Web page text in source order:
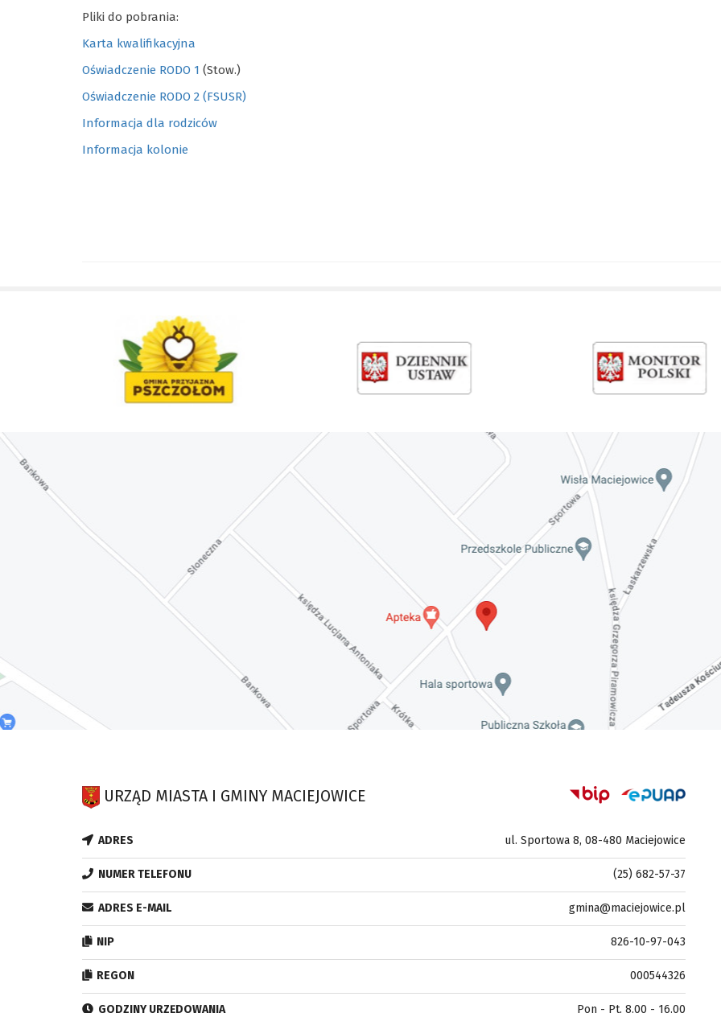
Pliki do pobrania:
Karta kwalifikacyjna
Oświadczenie RODO 1 (Stow.)
Oświadczenie RODO 2 (FSUSR)
Informacja dla rodziców
Informacja kolonie
URZĄD MIASTA I GMINY MACIEJOWICE
ADRES ul. Sportowa 8, 08-480 Maciejowice
NUMER TELEFONU (25) 682-57-37
ADRES E-MAIL gmina@maciejowice.pl
NIP 826-10-97-043
REGON 000544326
GODZINY URZĘDOWANIA Pon - Pt. 8.00 - 16.00